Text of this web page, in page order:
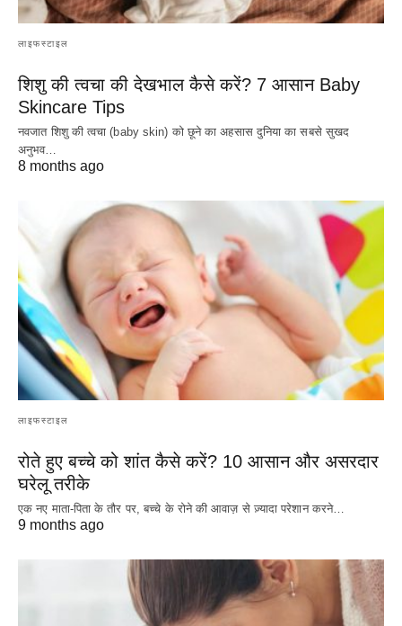
लाइफस्टाइल
शिशु की त्वचा की देखभाल कैसे करें? 7 आसान Baby
Skincare Tips
नवजात शिशु की त्वचा (baby skin) को छूने का अहसास दुनिया का सबसे सुखद
अनुभव…
8 months ago
लाइफस्टाइल
रोते हुए बच्चे को शांत कैसे करें? 10 आसान और असरदार
घरेलू तरीके
एक नए माता-पिता के तौर पर, बच्चे के रोने की आवाज़ से ज़्यादा परेशान करने…
9 months ago